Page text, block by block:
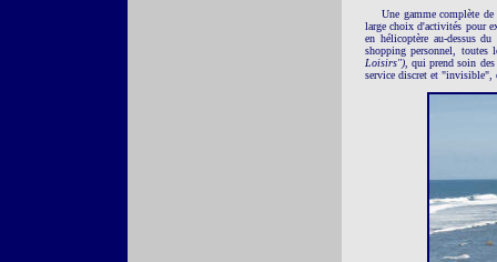
Une gamme complète
large choix d'activités pour
en hélicoptère au-dessus
shopping personnel, toutes
Loisirs") , qui prend soin
service discret et "invisible",